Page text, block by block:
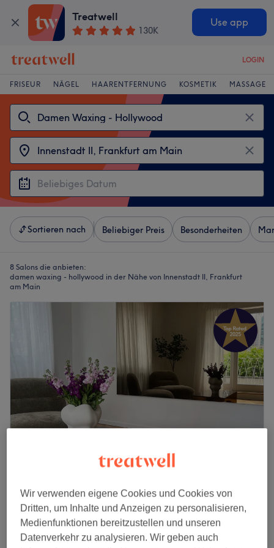
Treatwell
130K
Use app
LOGIN
FRISEUR NÄGEL HAARENTFERNUNG KOSMETIK MASSAGE
Sortieren nach Beliebiger Preis Besonderheiten
8 Salons die anbieten:
damen waxing - hollywood in der Nähe von Innenstadt II, Frankfurt
am Main
5,0
233 Bewertungen
Innenstadt, Frankfurt am Main
Auf Karte anzeigen
Intim (inkl. Pofalte)
Wir verwenden eigene Cookies und Cookies von
Dritten, um Inhalte und Anzeigen zu personalisieren,
Medienfunktionen bereitzustellen und unseren
Datenverkehr zu analysieren. Wir geben auch